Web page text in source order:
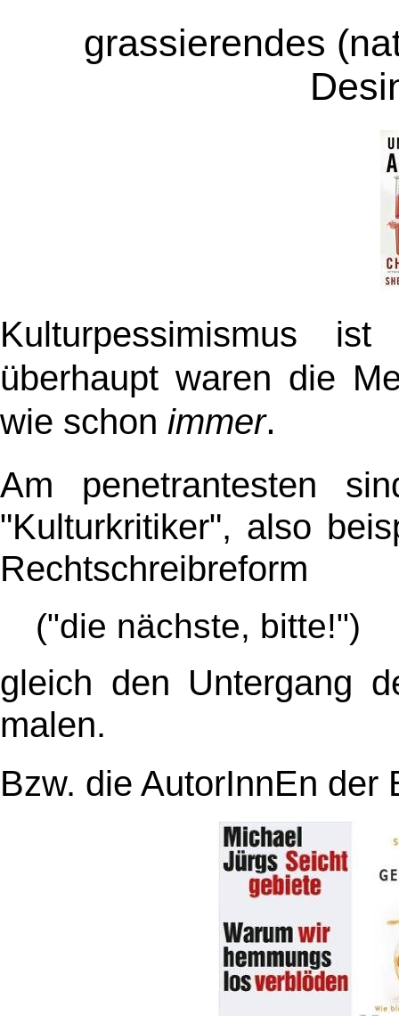
grassierendes
Kulturpessimismus
überhaupt waren die
wie schon immer.
Am penetrantesten
"Kulturkritiker", also
Rechtschreibreform
("die nächste, bitte!")
gleich den Untergang
malen.
Bzw. die AutorInnEn der